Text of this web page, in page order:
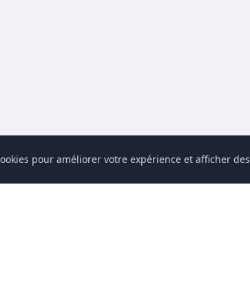
pour améliorer votre expérience et afficher